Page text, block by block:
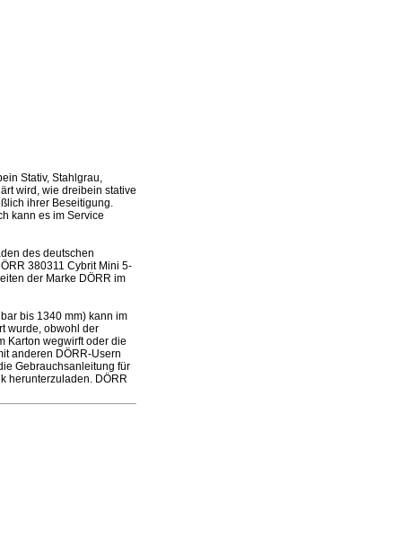
Stativ, Stahlgrau,
wird, wie dreibein stative
ihrer Beseitigung.
kann es im Service
des deutschen
380311 Cybrit Mini 5-
der Marke DÖRR im
bis 1340 mm) kann im
wurde, obwohl der
Karton wegwirft oder die
anderen DÖRR-Usern
Gebrauchsanleitung für
herunterzuladen. DÖRR